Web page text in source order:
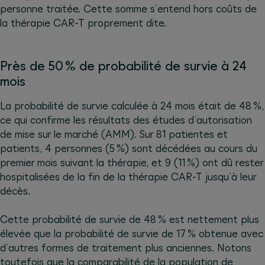
personne traitée. Cette somme s’entend hors coûts de
la thérapie CAR-T proprement dite.
Près de 50 % de probabilité de survie à 24
mois
La probabilité de survie calculée à 24 mois était de 48 %,
ce qui confirme les résultats des études d’autorisation
de mise sur le marché (AMM). Sur 81 patientes et
patients, 4 personnes (5 %) sont décédées au cours du
premier mois suivant la thérapie, et 9 (11 %) ont dû rester
hospitalisées de la fin de la thérapie CAR-T jusqu’à leur
décès.
Cette probabilité de survie de 48 % est nettement plus
élevée que la probabilité de survie de 17 % obtenue avec
d’autres formes de traitement plus anciennes. Notons
toutefois que la comparabilité de la population de